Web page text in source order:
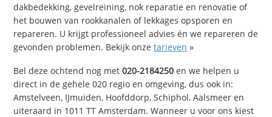
dakbedekking, gevelreining, nok reparatie en renovatie of
het bouwen van rookkanalen of lekkages opsporen en
repareren. U krijgt professioneel advies én we repareren de
gevonden problemen. Bekijk onzetarieven »
Bel deze ochtend nog met020-2184250 en we helpen u
direct in de gehele 020 regio en omgeving, dus ook in:
Amstelveen, IJmuiden, Hoofddorp, Schiphol, Aalsmeer en
uiteraard in 1011 TT Amsterdam. Wanneer u voor ons kiest